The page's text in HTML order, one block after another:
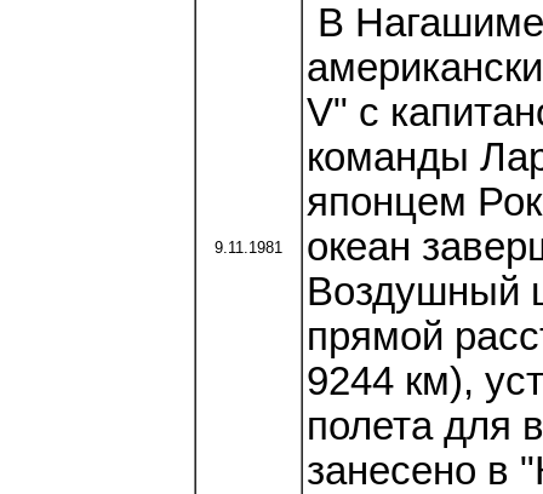
9.11.1981
В
V" с
команды
японцем
океан
Воздушный
прямой
9244 км),
полета для
занесено в